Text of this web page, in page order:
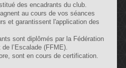
des encadrants du club.
au cours de vos séances
et garantissent l'application des
sont diplômés par la Fédération
l’Escalade (FFME).
sont en cours de certification.